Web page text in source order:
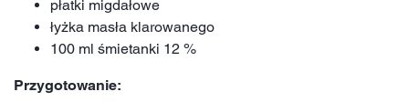
płatki migdałowe
łyżka masła klarowanego
100 ml śmietanki 12 %
Przygotowanie: